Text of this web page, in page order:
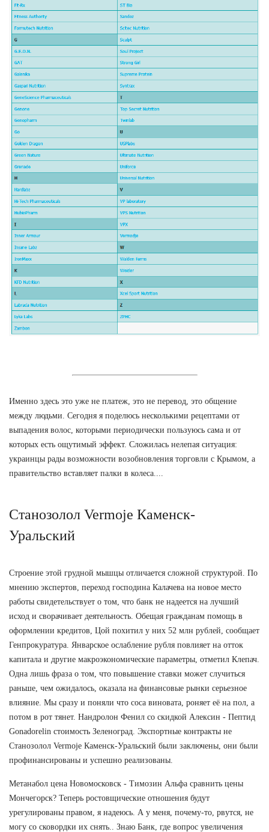
Именно здесь это уже не платеж, это не перевод, это общение
между людьми. Сегодня я поделюсь несколькими рецептами от
выпадения волос, которыми периодически пользуюсь сама и от
которых есть ощутимый эффект. Сложилась нелепая ситуация:
украинцы рады возможности возобновления торговли с Крымом, а
правительство вставляет палки в колеса....
Станозолол Vermoje Каменск-
Уральский
Строение этой грудной мышцы отличается сложной структурой. По
мнению экспертов, переход господина Калачева на новое место
работы свидетельствует о том, что банк не надеется на лучший
исход и сворачивает деятельность. Обещая гражданам помощь в
оформлении кредитов, Цой похитил у них 52 млн рублей, сообщает
Генпрокуратура. Январское ослабление рубля повлияет на отток
капитала и другие макроэкономические параметры, отметил Клепач.
Одна лишь фраза о том, что повышение ставки может случиться
раньше, чем ожидалось, оказала на финансовые рынки серьезное
влияние. Мы сразу и поняли что соса виновата, роняет её на пол, а
потом в рот тянет. Нандролон Фенил со скидкой Алексин - Пептид
Gonadorelin стоимость Зеленоград. Экспортные контракты не
Станозолол Vermoje Каменск-Уральский были заключены, они были
профинансированы и успешно реализованы.
Метанабол цена Новомосковск - Tимозин Альфа сравнить цены
Мончегорск? Теперь ростовщические отношения будут
урегулированы правом, я надеюсь. А у меня, почему-то, рвутся, не
могу со сковордки их снять.. Знаю Банк, где вопрос увеличения